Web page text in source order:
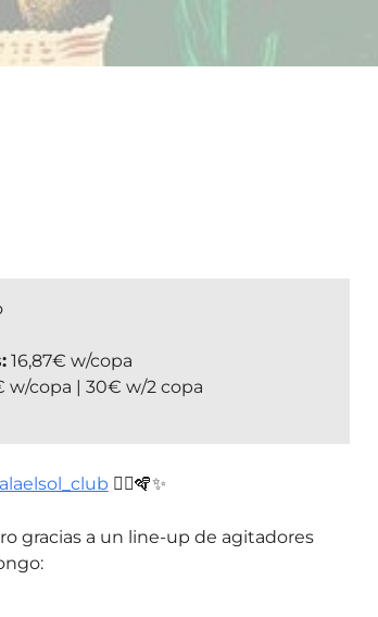
16,87€ w/copa
w/copa | 30€ w/2 copa
👯‍♂️🪇✨
gracias a un line-up de agitadores